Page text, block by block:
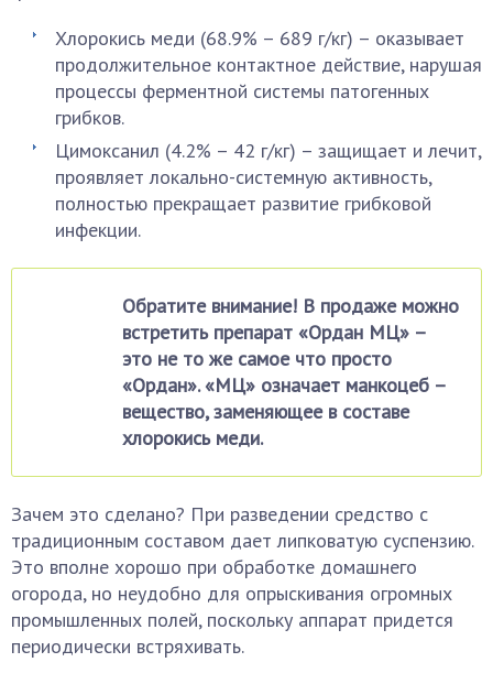
Хлорокись меди (68.9% – 689 г/кг) – оказывает
продолжительное контактное действие, нарушая
процессы ферментной системы патогенных
грибков.
Цимоксанил (4.2% – 42 г/кг) – защищает и лечит,
проявляет локально-системную активность,
полностью прекращает развитие грибковой
инфекции.
Обратите внимание! В продаже можно
встретить препарат «Ордан МЦ» –
это не то же самое что просто
«Ордан». «МЦ» означает манкоцеб –
вещество, заменяющее в составе
хлорокись меди.
Зачем это сделано? При разведении средство с
традиционным составом дает липковатую суспензию.
Это вполне хорошо при обработке домашнего
огорода, но неудобно для опрыскивания огромных
промышленных полей, поскольку аппарат придется
периодически встряхивать.